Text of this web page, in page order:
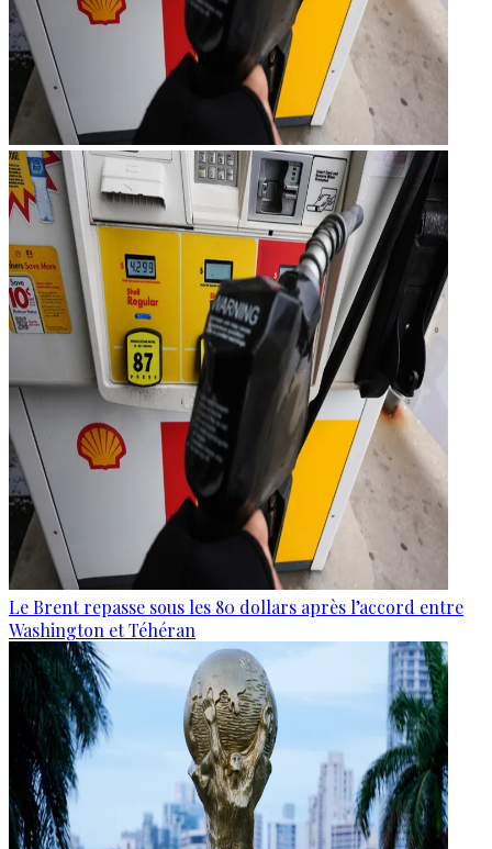
Le Brent repasse sous les 80 dollars après l’accord entre
Washington et Téhéran